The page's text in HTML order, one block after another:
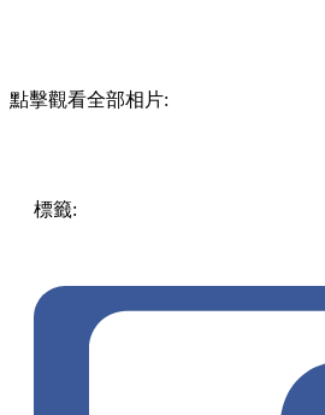
點擊觀看全部相片:
標籤: